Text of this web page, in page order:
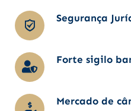
Segurança
Forte sigilo
Mercado de